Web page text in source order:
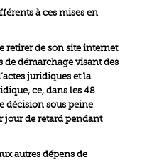
à ces mises en
retirer de son site internet
de démarchage visant des
juridiques et la
ce, dans les 48
décision sous peine
jour de retard pendant
autres dépens de